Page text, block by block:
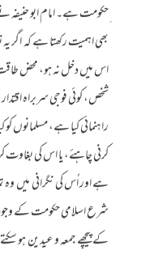
ِحکومت ہے۔ امام ابو
بھی اہمیت رکھتا ہے کہ اگر
اس میں دخل نہ ہو، محض طاقت
شخص، کوئی فوجی سربراہ
راہنمائی کیا ہے، مسلمانوں
کرنی چاہئے، یا اس کی
ہے اور اُس کی نگرانی میں وہ
شرع اسلامی حکومت کے
کے پیچھے جمعہ و عیدین ہو